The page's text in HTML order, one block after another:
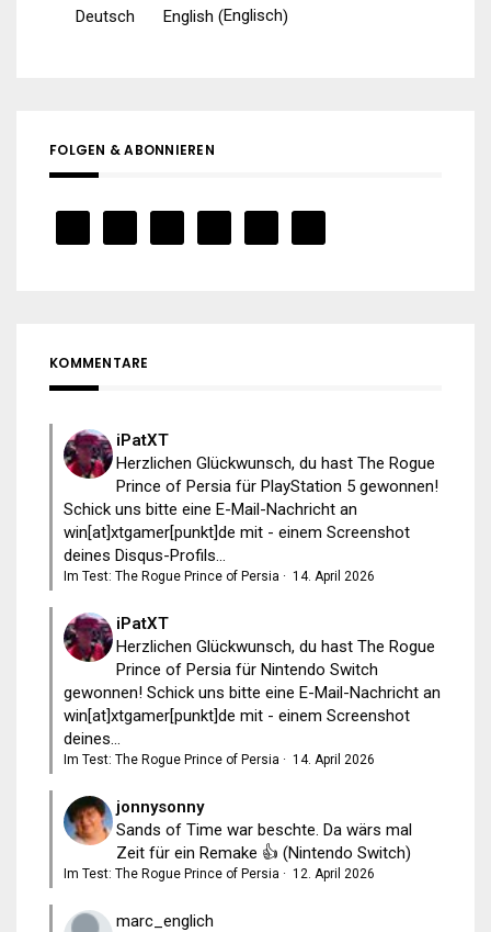
Deutsch English (Englisch)
FOLGEN & ABONNIEREN
KOMMENTARE
iPatXT
Herzlichen Glückwunsch, du hast The Rogue
Prince of Persia für PlayStation 5 gewonnen!
Schick uns bitte eine E-Mail-Nachricht an
win[at]xtgamer[punkt]de mit - einem Screenshot
deines Disqus-Profils...
Im Test: The Rogue Prince of Persia · 14. April 2026
iPatXT
Herzlichen Glückwunsch, du hast The Rogue
Prince of Persia für Nintendo Switch
gewonnen! Schick uns bitte eine E-Mail-Nachricht an
win[at]xtgamer[punkt]de mit - einem Screenshot
deines...
Im Test: The Rogue Prince of Persia · 14. April 2026
jonnysonny
Sands of Time war beschte. Da wärs mal
Zeit für ein Remake 👍 (Nintendo Switch)
Im Test: The Rogue Prince of Persia · 12. April 2026
marc_englich